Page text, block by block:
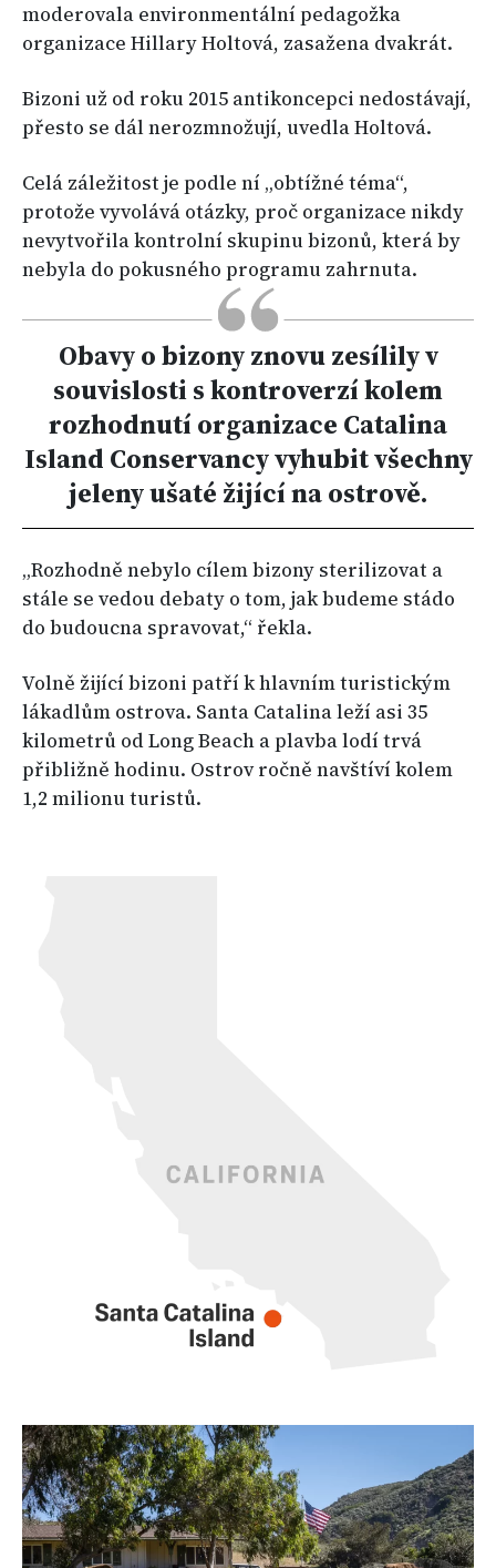
moderovala environmentální pedagožka
organizace Hillary Holtová, zasažena dvakrát.
Bizoni už od roku 2015 antikoncepci nedostávají,
přesto se dál nerozmnožují, uvedla Holtová.
Celá záležitost je podle ní „obtížné téma“,
protože vyvolává otázky, proč organizace nikdy
nevytvořila kontrolní skupinu bizonů, která by
nebyla do pokusného programu zahrnuta.
Obavy o bizony znovu zesílily v
souvislosti s kontroverzí kolem
rozhodnutí organizace Catalina
Island Conservancy vyhubit všechny
jeleny ušaté žijící na ostrově.
„Rozhodně nebylo cílem bizony sterilizovat a
stále se vedou debaty o tom, jak budeme stádo
do budoucna spravovat,“ řekla.
Volně žijící bizoni patří k hlavním turistickým
lákadlům ostrova. Santa Catalina leží asi 35
kilometrů od Long Beach a plavba lodí trvá
přibližně hodinu. Ostrov ročně navštíví kolem
1,2 milionu turistů.